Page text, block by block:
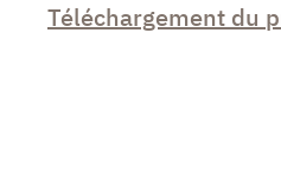
Téléchargement du